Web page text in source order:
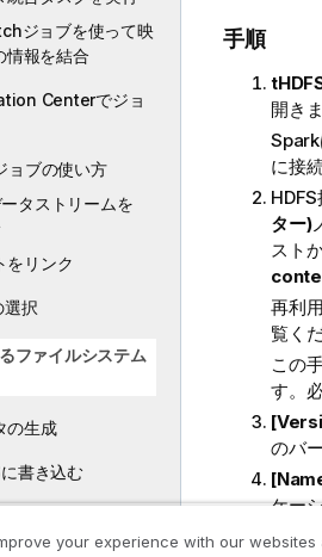
ジョブを使って映
情報を結合
Centerでジョ
ブの使い方
タストリームを
をリンク
選択
ファイルシステム
の生成
書き込む
手順
開きま
Spark
に接
ター)
スト
再利
覧く
この
す。
のバ
ケー
your experience with our websites